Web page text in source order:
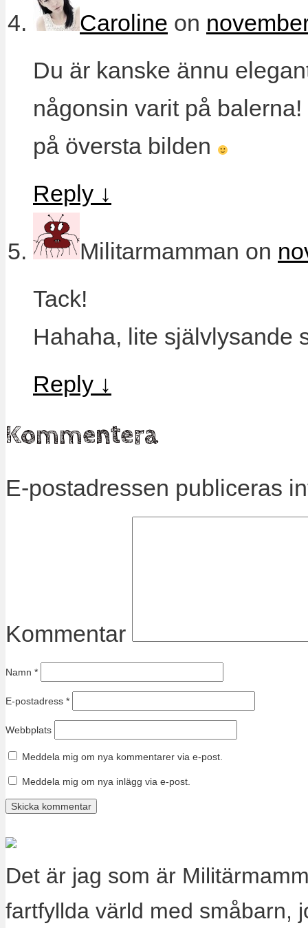
Caroline on
Du är kanske ännu
någonsin varit på
på översta bilden
Reply ↓
Militarmamman on
Tack!
Hahaha, lite självlysande
Reply ↓
Kommentera
E-postadressen publiceras
Kommentar
Namn *
E-postadress *
Webbplats
Meddela mig om nya kommentarer via e-post.
Meddela mig om nya inlägg via e-post.
Det är jag som är
fartfyllda värld med småbarn,